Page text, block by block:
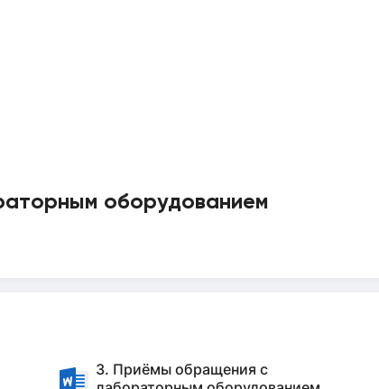
оборудованием
3. Приёмы обращения с